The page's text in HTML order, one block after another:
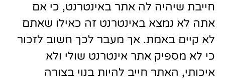
חייבת שיהיה לה אתר באינטרנט, כי אם
אתה לא נמצא באינטרנט זה כאילו שאתם
לא קיים באמת. אך מעבר לכך חשוב לזכור
כי לא מספיק אתר אינטרנט שולי ולא
איכותי, האתר חייב להיות בנוי בצורה